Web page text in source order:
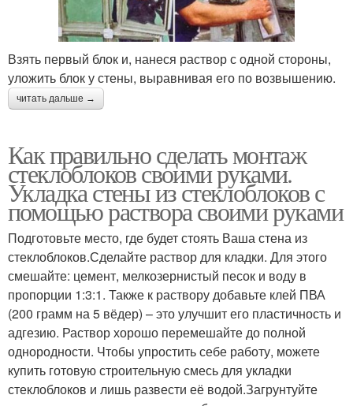
Взять первый блок и, нанеся раствор с одной стороны,
уложить блок у стены, выравнивая его по возвышению.
читать дальше →
Как правильно сделать монтаж
стеклоблоков своими руками.
Укладка стены из стеклоблоков с
помощью раствора своими руками
Подготовьте место, где будет стоять Ваша стена из
стеклоблоков.Сделайте раствор для кладки. Для этого
смешайте: цемент, мелкозернистый песок и воду в
пропорции 1:3:1. Также к раствору добавьте клей ПВА
(200 грамм на 5 вёдер) – это улучшит его пластичность и
адгезию. Раствор хорошо перемешайте до полной
однородности. Чтобы упростить себе работу, можете
купить готовую строительную смесь для укладки
стеклоблоков и лишь развести её водой.Загрунтуйте